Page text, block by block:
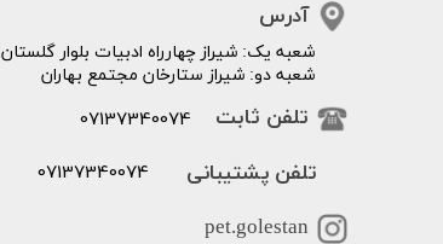
​​شعبه یک: شیراز چهارراه ادبیات بلوار گلستان
شعبه دو: شیراز ستارخان مجتمع بهاران
آدرس
تلفن ثابت 07137340074
pet.golestan
تلفن پشتیبانی 07137340074